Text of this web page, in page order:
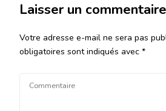
Laisser un commentaire
Votre adresse e-mail ne sera pas
obligatoires sont indiqués avec *